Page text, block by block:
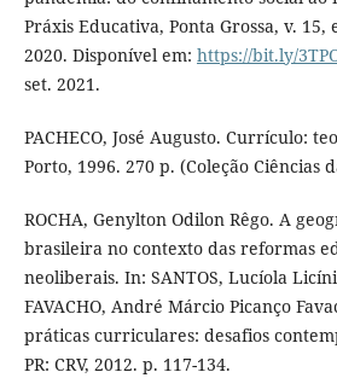
Práxis Educativa, Ponta Grossa, v. 15,
2020. Disponível em: https://bit.ly/
set. 2021.
PACHECO, José Augusto. Currículo:
Porto, 1996. 270 p. (Coleção Ciências
ROCHA, Genylton Odilon Rêgo. A
brasileira no contexto das reformas
neoliberais. In: SANTOS, Lucíola
FAVACHO, André Márcio Picanço
práticas curriculares: desafios
PR: CRV, 2012. p. 117-134.